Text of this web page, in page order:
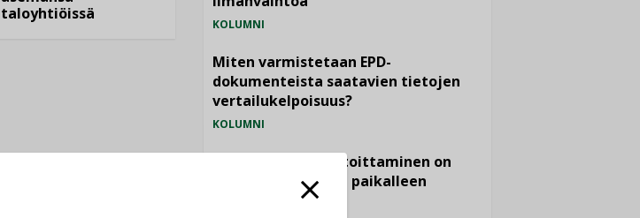
taloyhtiöissä
KOLUMNI
Miten varmistetaan EPD-
dokumenteista saatavien tietojen
vertailukelpoisuus?
KOLUMNI
Vesi- ja viemärimitoittaminen on
jämähtänyt ajassa paikalleen